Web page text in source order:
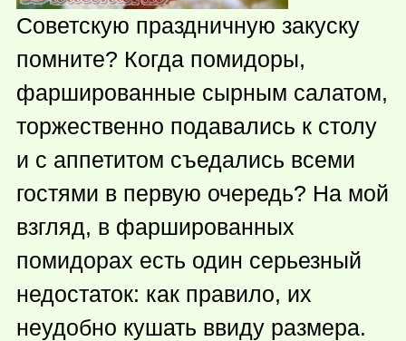
Советскую праздничную закуску
помните? Когда помидоры,
фаршированные сырным салатом,
торжественно подавались к столу
и с аппетитом съедались всеми
гостями в первую очередь? На мой
взгляд, в фаршированных
помидорах есть один серьезный
недостаток: как правило, их
неудобно кушать ввиду размера.